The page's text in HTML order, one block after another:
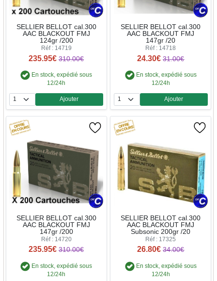
SELLIER BELLOT cal.300
AAC BLACKOUT FMJ
124gr /200
Réf : 14719
235.95€ 310.00€
En stock, expédié sous
12/24h
Quantité
Ajouter
SELLIER BELLOT cal.300
AAC BLACKOUT FMJ
147gr /20
Réf : 14718
24.30€ 31.00€
En stock, expédié sous
12/24h
Quantité
Ajouter
SELLIER BELLOT cal.300
AAC BLACKOUT FMJ
147gr /200
Réf : 14720
235.95€ 310.00€
En stock, expédié sous
12/24h
SELLIER BELLOT cal.300
AAC BLACKOUT FMJ
Subsonic 200gr /20
Réf : 17325
26.80€ 34.00€
En stock, expédié sous
12/24h